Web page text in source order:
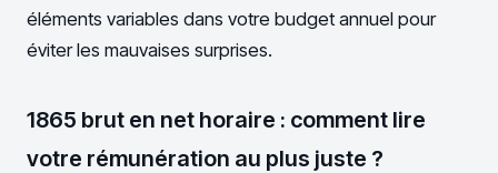
éléments variables dans votre budget annuel pour
éviter les mauvaises surprises.
1865 brut en net horaire : comment lire
votre rémunération au plus juste ?